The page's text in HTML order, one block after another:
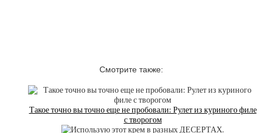
Смотрите также:
Такое точно вы точно еще не пробовали: Рулет из куриного филе
с творогом